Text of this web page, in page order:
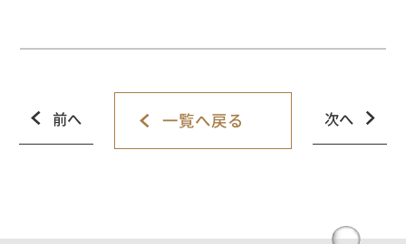
前へ 一覧へ戻る 次へ